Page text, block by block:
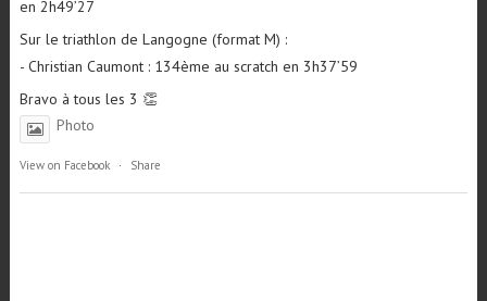
en 2h49’27
Sur le triathlon de Langogne (format M) :
- Christian Caumont : 134ème au scratch en 3h37’59
Bravo à tous les 3 👏
Photo
View on Facebook · Share